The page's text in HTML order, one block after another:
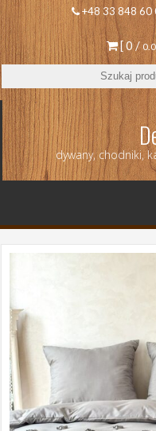
+48 33 848 60
[ 0 /
dywany, chodniki,